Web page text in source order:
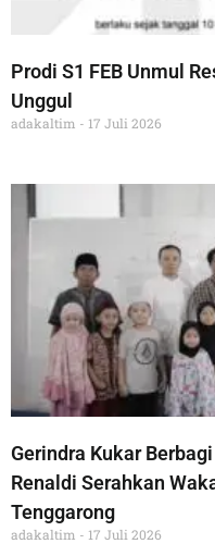
Prodi S1 FEB Unmul
Unggul
adakaltim 17 Juli 2026
Gerindra Kukar
Renaldi Serahkan
Tenggarong
adakaltim 17 Juli 2026